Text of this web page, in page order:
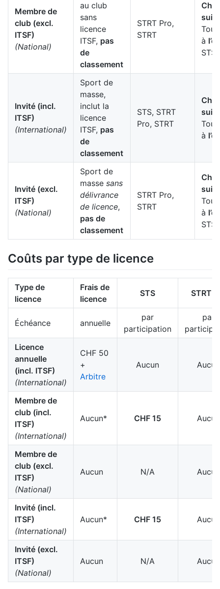
Membre de
club (excl.
ITSF)
(National)
au club
sans
licence
ITSF, pas
de
classement
STRT Pro,
STRT
à
STS
Invité (incl.
ITSF)
(International)
Sport de
masse,
inclut la
licence
ITSF, pas
de
classement
STS, STRT
Pro, STRT
à
Invité (excl.
ITSF)
(National)
Sport de
masse sans
délivrance
de licence,
pas de
classement
STRT Pro,
STRT
à
STS
Coûts par type de licence
Type de
licence
Frais de
licence
STS STRT
Échéance annuelle
par
participation
par
Licence
annuelle
(incl. ITSF)
(International)
CHF 50
+
Arbitre
Aucun Aucun
Membre de
club (incl.
ITSF)
(International)
Aucun* CHF 15 Aucun
Membre de
club (excl.
ITSF)
(National)
Aucun N/A Aucun
Invité (incl.
ITSF)
(International)
Aucun* CHF 15 Aucun
Invité (excl.
ITSF)
(National)
Aucun N/A Aucun